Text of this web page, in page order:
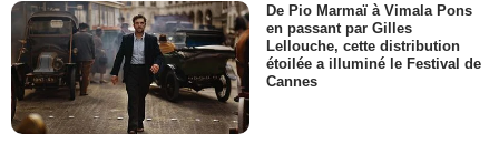
De Pio Marmaï à Vimala Pons
en passant par Gilles
Lellouche, cette distribution
étoilée a illuminé le Festival de
Cannes